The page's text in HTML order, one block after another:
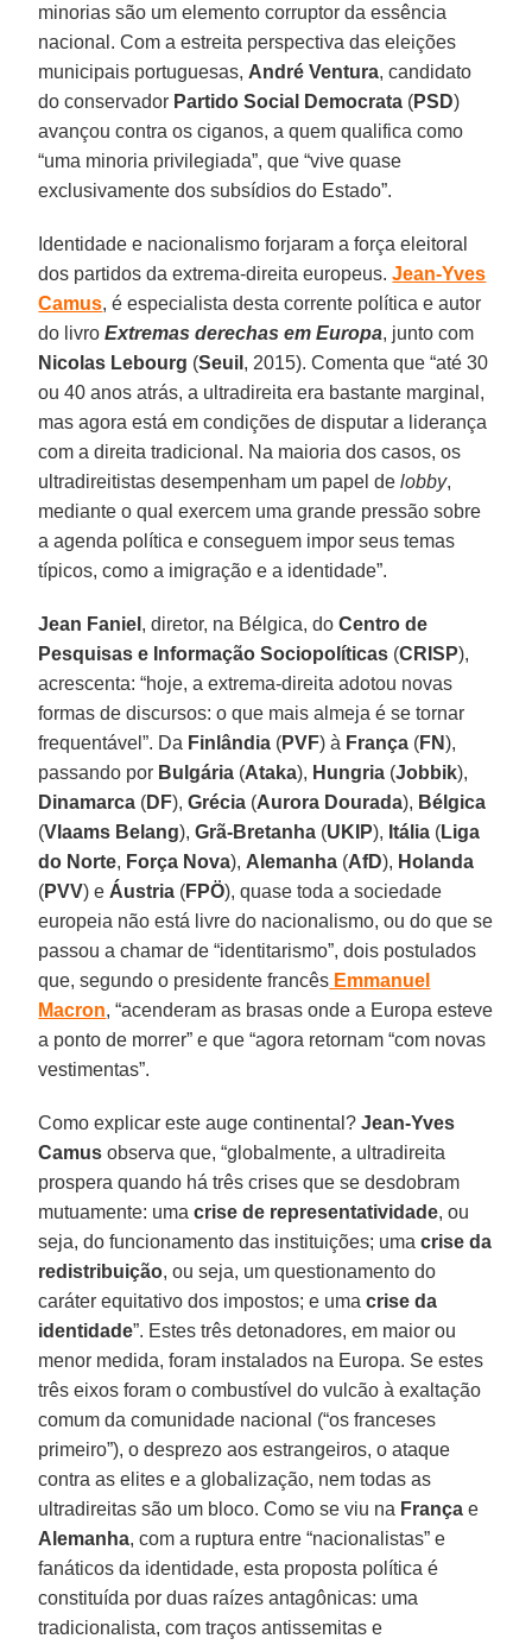
minorias são um elemento corruptor da essência
nacional. Com a estreita perspectiva das eleições
municipais portuguesas, André Ventura, candidato
do conservador Partido Social Democrata (PSD)
avançou contra os ciganos, a quem qualifica como
“uma minoria privilegiada”, que “vive quase
exclusivamente dos subsídios do Estado”.
Identidade e nacionalismo forjaram a força eleitoral
dos partidos da extrema-direita europeus.Jean-Yves
Camus, é especialista desta corrente política e autor
do livroExtremas derechas em Europa, junto com
Nicolas Lebourg (Seuil , 2015). Comenta que “até 30
ou 40 anos atrás, a ultradireita era bastante marginal,
mas agora está em condições de disputar a liderança
com a direita tradicional. Na maioria dos casos, os
ultradireitistas desempenham um papel delobby,
mediante o qual exercem uma grande pressão sobre
a agenda política e conseguem impor seus temas
típicos, como a imigração e a identidade”.
Jean Faniel , diretor, na Bélgica, doCentro de
Pesquisas e Informação Sociopolíticas (CRISP),
acrescenta: “hoje, a extrema-direita adotou novas
formas de discursos: o que mais almeja é se tornar
frequentável”. Da Finlândia (PVF) à França (FN),
passando por Bulgária (Ataka), Hungria (Jobbik),
Dinamarca (DF),Grécia (Aurora Dourada), Bélgica
(Vlaams Belang),Grã-Bretanha (UKIP), Itália (Liga
do Norte, Força Nova), Alemanha (AfD), Holanda
(PVV) e Áustria (FPÖ), quase toda a sociedade
europeia não está livre do nacionalismo, ou do que se
passou a chamar de “identitarismo”, dois postulados
que, segundo o presidente francês Emmanuel
Macron, “acenderam as brasas onde a Europa esteve
a ponto de morrer” e que “agora retornam “com novas
vestimentas”.
Como explicar este auge continental?Jean-Yves
Camus observa que, “globalmente, a ultradireita
prospera quando há três crises que se desdobram
mutuamente: umacrise de representatividade, ou
seja, do funcionamento das instituições; umacrise da
redistribuição, ou seja, um questionamento do
caráter equitativo dos impostos; e umacrise da
identidade”. Estes três detonadores, em maior ou
menor medida, foram instalados na Europa. Se estes
três eixos foram o combustível do vulcão à exaltação
comum da comunidade nacional (“os franceses
primeiro”), o desprezo aos estrangeiros, o ataque
contra as elites e a globalização, nem todas as
ultradireitas são um bloco. Como se viu na França e
Alemanha, com a ruptura entre “nacionalistas” e
fanáticos da identidade, esta proposta política é
constituída por duas raízes antagônicas: uma
tradicionalista, com traços antissemitas e